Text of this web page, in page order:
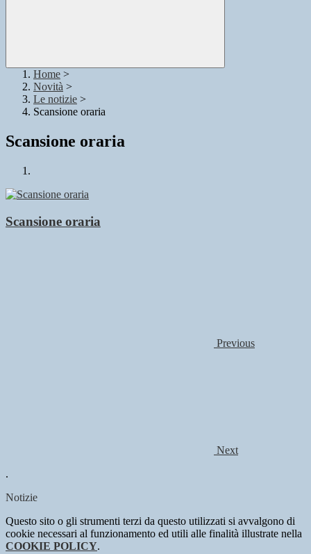
Home >
Novità >
Le notizie >
Scansione oraria
Scansione oraria
Scansione oraria
Previous
Next
.
Notizie
Questo sito o gli strumenti terzi da questo utilizzati si avvalgono di
cookie necessari al funzionamento ed utili alle finalità illustrate nella
COOKIE POLICY.